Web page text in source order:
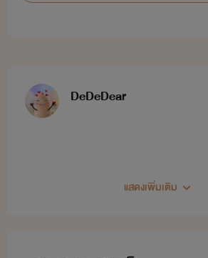
DeDeDear
แสดงเพิ่มเติม